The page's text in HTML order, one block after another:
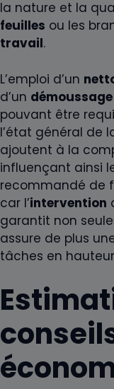
la nature et la
feuilles ou les
travail.
L’emploi d’un
d’un démoussage
pouvant être
l’état général de
ajoutent à la
influençant ainsi
recommandé de
car l’intervention
garantit non
assure de plus
tâches en